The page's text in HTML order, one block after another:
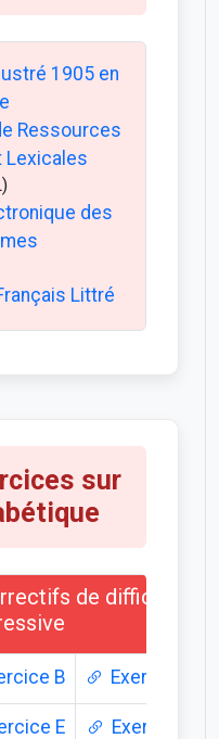
1905 en
Ressources
Lexicales
des
Littré
sur
de difficulté
B Exercice C
E Exercice F